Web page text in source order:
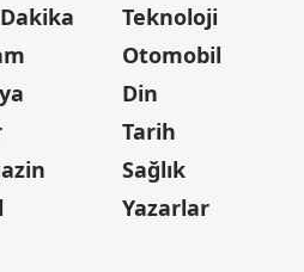
Teknoloji
Otomobil
Din
Tarih
Sağlık
Yazarlar